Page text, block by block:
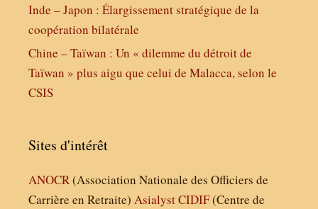
Inde – Japon : Élargissement stratégique de la
coopération bilatérale
Chine – Taïwan : Un « dilemme du détroit de
Taïwan » plus aigu que celui de Malacca, selon le
CSIS
Sites d'intérêt
ANOCR(Association Nationale des Officiers de
Carrière en Retraite) AsialystCIDIF(Centre de